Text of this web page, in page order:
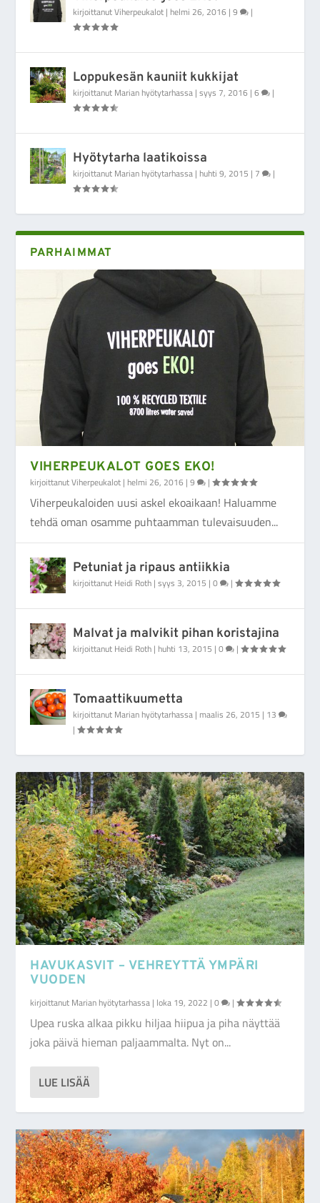
kirjoittanutViherpeukalot | helmi 26, 2016 |9 |
Loppukesän kauniit kukkijat
kirjoittanut Marian hyötytarhassa |syys 7, 2016 |6 |
Hyötytarha laatikoissa
kirjoittanut Marian hyötytarhassa | huhti 9, 2015 | 7 |
PARHAIMMAT
VIHERPEUKALOT GOES EKO!
kirjoittanutViherpeukalot | helmi 26, 2016 |9 |
Viherpeukaloiden uusi askel ekoaikaan! Haluamme
tehdä oman osamme puhtaamman tulevaisuuden...
Petuniat ja ripaus antiikkia
kirjoittanut Heidi Roth |syys 3, 2015 |0 |
Malvat ja malvikit pihan koristajina
kirjoittanut Heidi Roth | huhti 13, 2015 |0 |
Tomaattikuumetta
kirjoittanut Marian hyötytarhassa | maalis 26, 2015 | 13
|
HAVUKASVIT – VEHREYTTÄ YMPÄRI
VUODEN
kirjoittanut Marian hyötytarhassa | loka 19, 2022 |0 |
Upea ruska alkaa pikku hiljaa hiipua ja piha näyttää
joka päivä hieman paljaammalta. Nyt on...
LUE LISÄÄ